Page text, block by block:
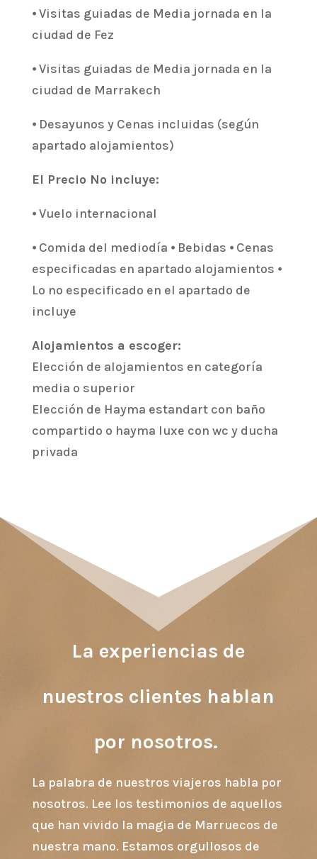
⦁ Visitas guiadas de Media jornada en la
ciudad de Fez
⦁ Visitas guiadas de Media jornada en la
ciudad de Marrakech
⦁ Desayunos y Cenas incluidas (según
apartado alojamientos)
El Precio No incluye:
⦁ Vuelo internacional
⦁ Comida del mediodía ⦁ Bebidas ⦁ Cenas
especificadas en apartado alojamientos ⦁
Lo no especificado en el apartado de
incluye
Alojamientos a escoger:
Elección de alojamientos en categoría
media o superior
Elección de Hayma estandart con baño
compartido o hayma luxe con wc y ducha
privada
La experiencias de
nuestros clientes hablan
por nosotros.
La palabra de nuestros viajeros habla por
nosotros. Lee los testimonios de aquellos
que han vivido la magia de Marruecos de
nuestra mano. Estamos orgullosos de